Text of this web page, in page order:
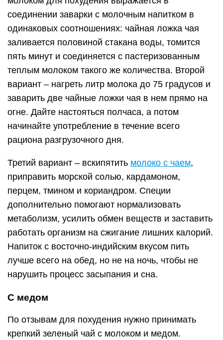
соединении заварки с молочным напитком в
одинаковых соотношениях: чайная ложка чая
заливается половиной стакана воды, томится
пять минут и соединяется с пастеризованным
теплым молоком такого же количества. Второй
вариант – нагреть литр молока до 75 градусов и
заварить две чайные ложки чая в нем прямо на
огне. Дайте настояться полчаса, а потом
начинайте употребление в течение всего
рациона разгрузочного дня.
Третий вариант – вскипятить молоко с чаем,
приправить морской солью, кардамоном,
перцем, тмином и кориандром. Специи
дополнительно помогают нормализовать
метаболизм, усилить обмен веществ и заставить
работать организм на сжигание лишних калорий.
Напиток с восточно-индийским вкусом пить
лучше всего на обед, но не на ночь, чтобы не
нарушить процесс засыпания и сна.
С медом
По отзывам для похудения нужно принимать
крепкий зеленый чай с молоком и медом.